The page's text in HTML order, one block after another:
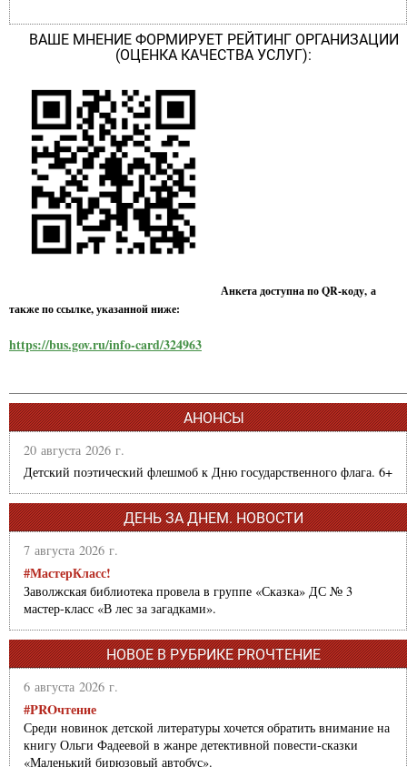
ВАШЕ МНЕНИЕ ФОРМИРУЕТ РЕЙТИНГ ОРГАНИЗАЦИИ
(ОЦЕНКА КАЧЕСТВА УСЛУГ):
Анкета доступна по QR-коду, а
также по ссылке, указанной ниже:
https://bus.gov.ru/info-card/324963
АНОНСЫ
20 августа 2026 г.
Детский поэтический флешмоб к Дню государственного флага. 6+
ДЕНЬ ЗА ДНЕМ. НОВОСТИ
7 августа 2026 г.
#МастерКласс!
Заволжская библиотека провела в группе «Сказка» ДС № 3
мастер-класс «В лес за загадками».
НОВОЕ В РУБРИКЕ PROЧТЕНИЕ
6 августа 2026 г.
#PROчтение
Среди новинок детской литературы хочется обратить внимание на
книгу Ольги Фадеевой в жанре детективной повести-сказки
«Маленький бирюзовый автобус».